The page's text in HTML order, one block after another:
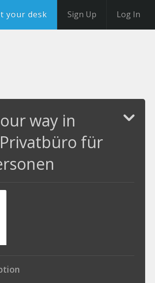
your desk Sign Up Log In
way in
für